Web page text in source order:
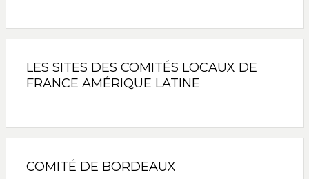
LES SITES DES COMITÉS LOCAUX DE
FRANCE AMÉRIQUE LATINE
COMITÉ DE BORDEAUX